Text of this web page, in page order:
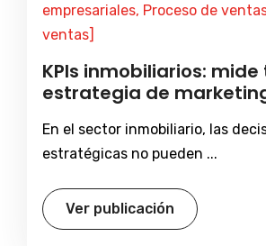
empresariales, Proceso de
ventas]
KPIs inmobiliarios: mide
estrategia de
En el sector inmobiliario, las
estratégicas no pueden ...
Ver publicación